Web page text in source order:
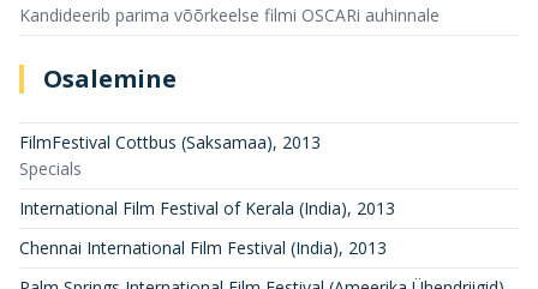
Kandideerib parima võõrkeelse filmi OSCARi auhinnale
Osalemine
FilmFestival Cottbus (Saksamaa), 2013
Specials
International Film Festival of Kerala (India), 2013
Chennai International Film Festival (India), 2013